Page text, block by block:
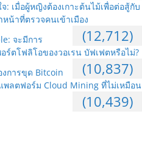
: เมื่อผู้หญิงต้องเกาะต้นไม้เพื่อต่อสู้กับ
หน้าที่ตรวจคนเข้าเมือง
(12,712)
จะมีการ
ร์ตโฟลิโอของวอเรน บัฟเฟตหรือไม่?
(10,837)
การขุด Bitcoin
ลตฟอร์ม Cloud Mining ที่ไม่เหมือน
(10,439)